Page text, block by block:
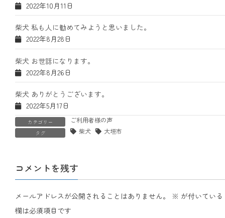
2022年10月11日
柴犬 私も人に勧めてみようと思いました。
2022年8月28日
柴犬 お世話になります。
2022年8月26日
柴犬 ありがとうございます。
2022年5月17日
カテゴリー ご利用者様の声
タグ 柴犬 大垣市
コメントを残す
メールアドレスが公開されることはありません。 ※ が付いている
欄は必須項目です